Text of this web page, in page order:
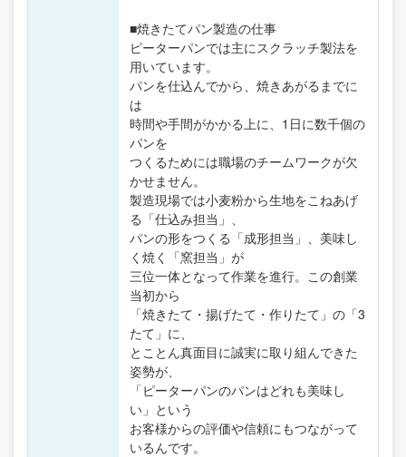
■焼きたてパン製造の仕事
ピーターパンでは主にスクラッチ製法を
用いています。
パンを仕込んでから、焼きあがるまでに
は
時間や手間がかかる上に、1日に数千個の
パンを
つくるためには職場のチームワークが欠
かせません。
製造現場では小麦粉から生地をこねあげ
る「仕込み担当」、
パンの形をつくる「成形担当」、美味し
く焼く「窯担当」が
三位一体となって作業を進行。この創業
当初から
「焼きたて・揚げたて・作りたて」の「3
たて」に、
とことん真面目に誠実に取り組んできた
姿勢が、
「ピーターパンのパンはどれも美味し
い」という
お客様からの評価や信頼にもつながって
いるんです。